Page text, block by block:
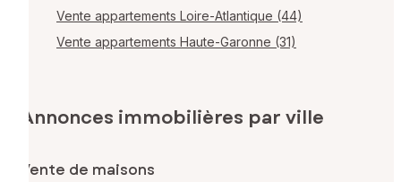
Vente appartements Loire-Atlantique (44)
Vente appartements Haute-Garonne (31)
Annonces immobilières par ville
Vente de maisons